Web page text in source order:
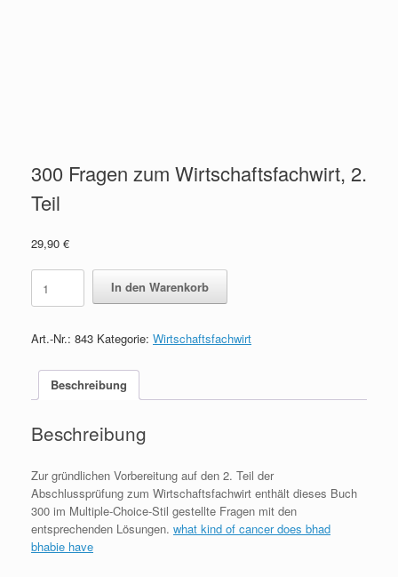
300 Fragen zum Wirtschaftsfachwirt, 2.
Teil
29,90 €
300
Fragen
zum
2.
quantity
In den Warenkorb
Art.-Nr.: 843 Kategorie: Wirtschaftsfachwirt
Beschreibung
Beschreibung
Zur gründlichen Vorbereitung auf den 2. Teil der
Abschlussprüfung zum Wirtschaftsfachwirt enthält dieses Buch
300 im Multiple-Choice-Stil gestellte Fragen mit den
entsprechenden Lösungen. what kind of cancer does bhad
bhabie have